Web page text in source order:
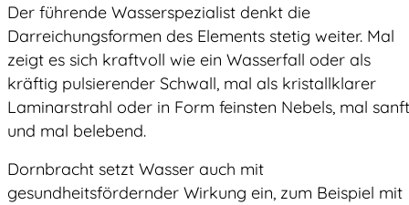
Der führende Wasserspezialist denkt die
Darreichungsformen des Elements stetig weiter. Mal
zeigt es sich kraftvoll wie ein Wasserfall oder als
kräftig pulsierender Schwall, mal als kristallklarer
Laminarstrahl oder in Form feinsten Nebels, mal sanft
und mal belebend.
Dornbracht setzt Wasser auch mit
gesundheitsfördernder Wirkung ein, zum Beispiel mit